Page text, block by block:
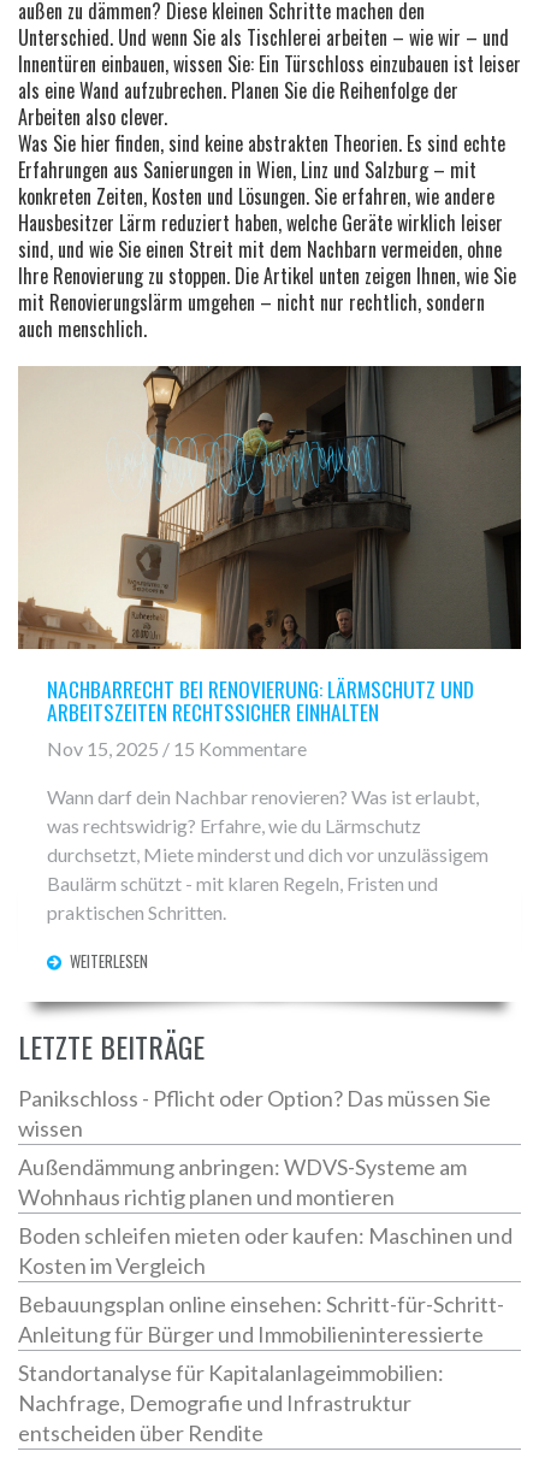
außen zu dämmen? Diese kleinen Schritte machen den
Unterschied. Und wenn Sie als Tischlerei arbeiten – wie wir – und
Innentüren einbauen, wissen Sie: Ein Türschloss einzubauen ist leiser
als eine Wand aufzubrechen. Planen Sie die Reihenfolge der
Arbeiten also clever.
Was Sie hier finden, sind keine abstrakten Theorien. Es sind echte
Erfahrungen aus Sanierungen in Wien, Linz und Salzburg – mit
konkreten Zeiten, Kosten und Lösungen. Sie erfahren, wie andere
Hausbesitzer Lärm reduziert haben, welche Geräte wirklich leiser
sind, und wie Sie einen Streit mit dem Nachbarn vermeiden, ohne
Ihre Renovierung zu stoppen. Die Artikel unten zeigen Ihnen, wie Sie
mit Renovierungslärm umgehen – nicht nur rechtlich, sondern
auch menschlich.
NACHBARRECHT BEI RENOVIERUNG: LÄRMSCHUTZ UND
ARBEITSZEITEN RECHTSSICHER EINHALTEN
Nov 15, 2025 / 15 Kommentare
Wann darf dein Nachbar renovieren? Was ist erlaubt,
was rechtswidrig? Erfahre, wie du Lärmschutz
durchsetzt, Miete minderst und dich vor unzulässigem
Baulärm schützt - mit klaren Regeln, Fristen und
praktischen Schritten.
WEITERLESEN
LETZTE BEITRÄGE
Panikschloss - Pflicht oder Option? Das müssen Sie
wissen
Außendämmung anbringen: WDVS-Systeme am
Wohnhaus richtig planen und montieren
Boden schleifen mieten oder kaufen: Maschinen und
Kosten im Vergleich
Bebauungsplan online einsehen: Schritt-für-Schritt-
Anleitung für Bürger und Immobilieninteressierte
Standortanalyse für Kapitalanlageimmobilien:
Nachfrage, Demografie und Infrastruktur
entscheiden über Rendite